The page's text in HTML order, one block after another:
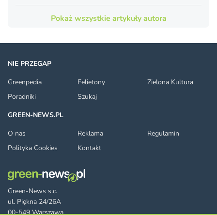
Pokaż wszystkie artykuły autora
Green-News s.c.
ul. Piękna 24/26A
00-549 Warszawa
NIE PRZEGAP
Greenpedia
Felietony
Zielona Kultura
Poradniki
Szukaj
GREEN-NEWS.PL
O nas
Reklama
Regulamin
Polityka Cookies
Kontakt